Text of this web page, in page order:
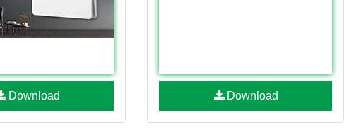
Download Download